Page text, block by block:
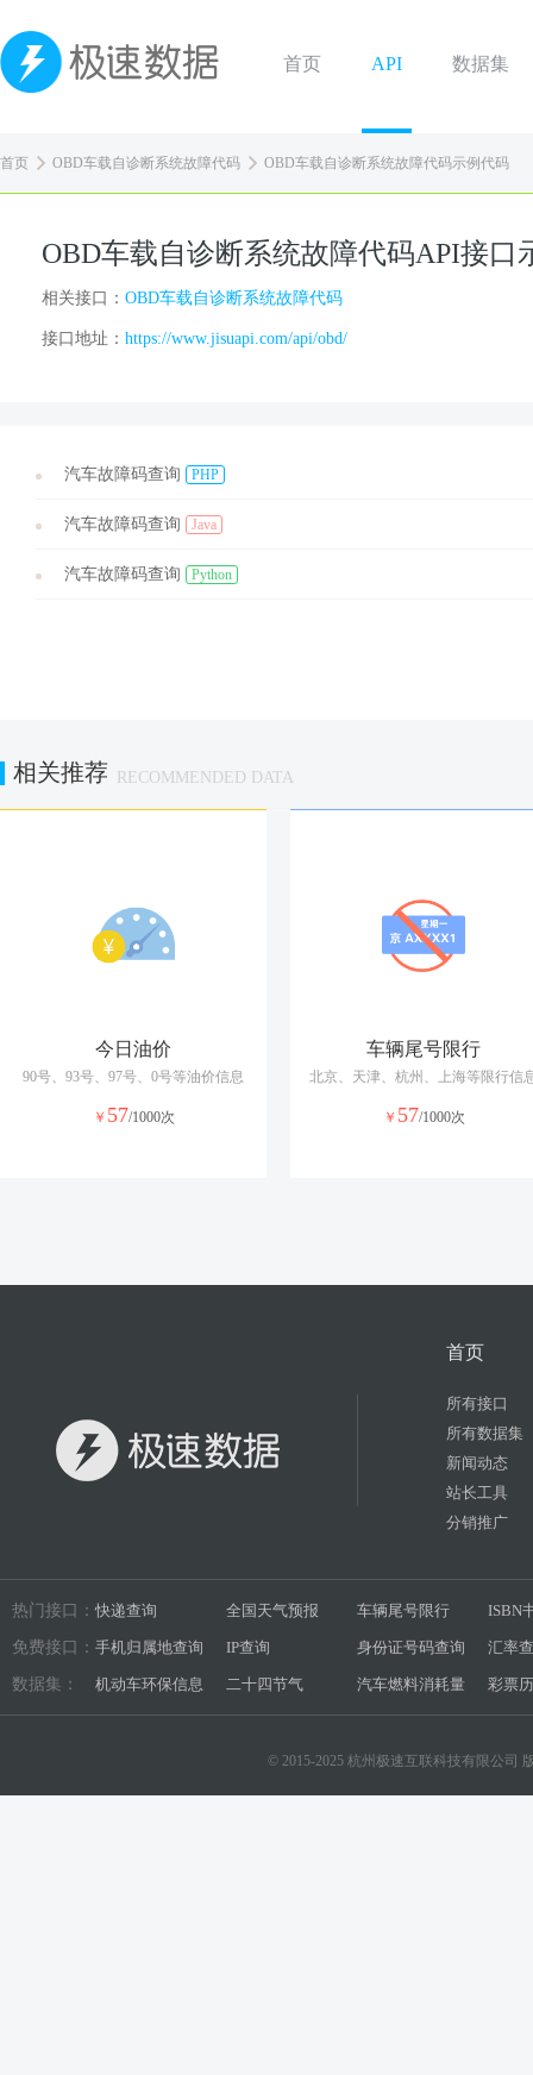
首页 API 数据集
首页 OBD车载自诊断系统故障代码 OBD车载自诊断系统故障代码示例代码
OBD车载自诊断系统故障代码API接口
相关接口： OBD车载自诊断系统故障代码
接口地址： https://www.jisuapi.com/api/obd/
汽车故障码查询 PHP
汽车故障码查询 Java
汽车故障码查询 Python
相关推荐 RECOMMENDED DATA
今日油价
90号、93号、97号、0号等油价信息
￥ 57/1000次
车辆尾号限行
北京、天津、杭州、上海等限行信
￥ 57/1000次
首页
所有接口
所有数据集
新闻动态
站长工具
分销推广
热门接口： 快递查询 全国天气预报 车辆尾号限行 ISBN
免费接口： 手机归属地查询 IP查询 身份证号码查询 汇率
数据集： 机动车环保信息 二十四节气 汽车燃料消耗量 彩票
© 2015-2025 杭州极速互联科技有限公司